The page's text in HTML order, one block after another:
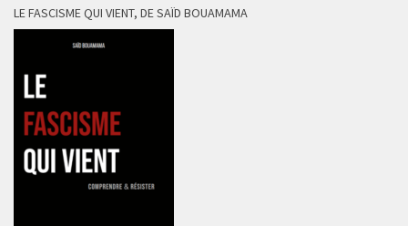
LE FASCISME QUI VIENT, DE SAÏD BOUAMAMA